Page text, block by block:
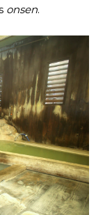
onsen.